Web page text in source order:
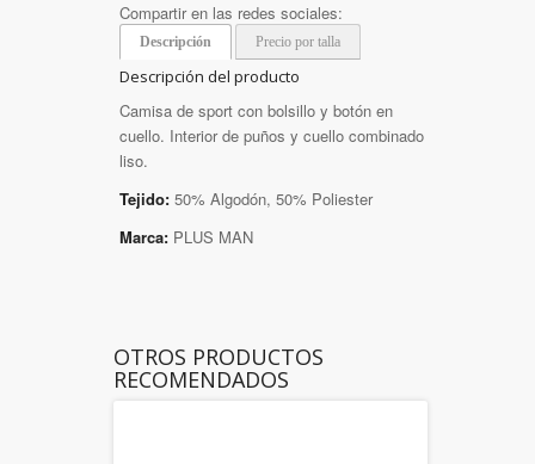
Compartir en las redes sociales:
Descripción Precio por talla
Descripción del producto
Camisa de sport con bolsillo y botón en
cuello. Interior de puños y cuello combinado
liso.
Tejido: 50% Algodón, 50% Poliester
Marca: PLUS MAN
OTROS PRODUCTOS
RECOMENDADOS